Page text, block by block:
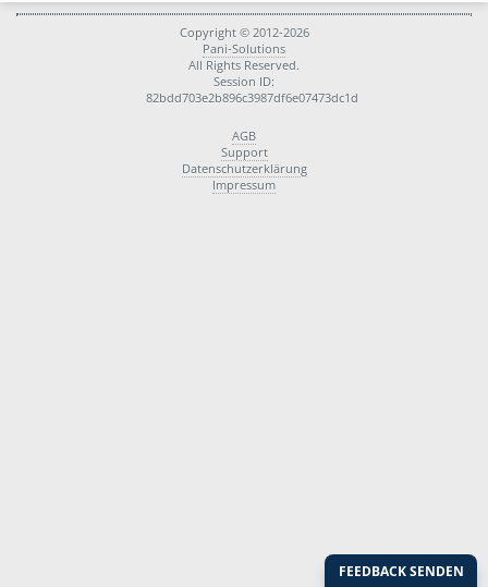
Copyright © 2012-2026
Pani-Solutions
All Rights Reserved.
Session ID:
82bdd703e2b896c3987df6e07473dc1d
AGB
Support
Datenschutzerklärung
Impressum